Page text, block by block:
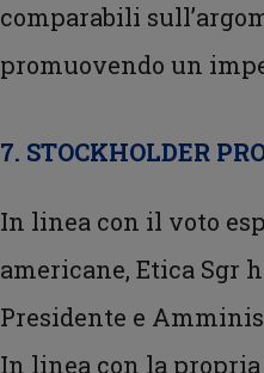
comparabili
promuovendo un
7. STOCKHOLDER
In linea con il voto
americane, Etica Sgr
Presidente e
In linea con la